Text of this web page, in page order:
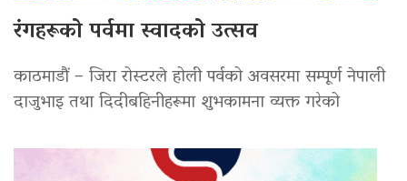
रंगहरूको पर्वमा स्वादको उत्सव
काठमाडौं – जिरा रोस्टरले होली पर्वको अवसरमा सम्पूर्ण नेपाली
दाजुभाइ तथा दिदीबहिनीहरूमा शुभकामना व्यक्त गरेको